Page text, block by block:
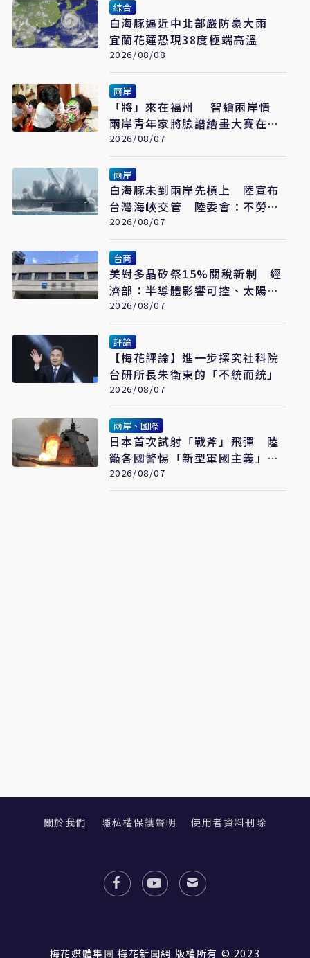
綜合
白海豚逼近中北部嚴防豪大雨
宜蘭花蓮恐現38度極端高溫
2026/08/08
兩岸
「將」來在福州 智繪兩岸情
兩岸青年家將臉譜繪畫大賽在福
州開幕
2026/08/07
兩岸
白海豚未到兩岸先槓上 陸宣布
台灣海峽交管 陸委會：不勞費
心
2026/08/07
台商
美對多晶矽祭15%關稅新制 經
濟部：半導體影響可控、太陽能
產業衝擊有限
2026/08/07
評論
【梅花評論】進一步探究社科院
台研所長朱衛東的「不統而統」
2026/08/07
兩岸、國際
日本首次試射「戰斧」飛彈 陸
籲各國警惕「新型軍國主義」發
展
2026/08/07
關於我們 隱私權保護聲明 使用者資料刪除
梅花媒體集團 梅花新聞網 版權所有 © 2023